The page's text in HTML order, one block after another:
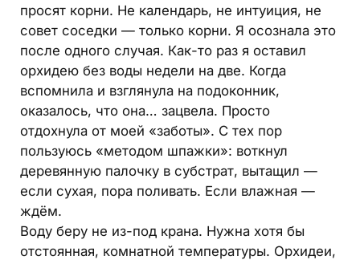
просят корни. Не календарь, не интуиция, не
совет соседки — только корни. Я осознала это
после одного случая. Как-то раз я оставил
орхидею без воды недели на две. Когда
вспомнила и взглянула на подоконник,
оказалось, что она… зацвела. Просто
отдохнула от моей «заботы». С тех пор
пользуюсь «методом шпажки»: воткнул
деревянную палочку в субстрат, вытащил —
если сухая, пора поливать. Если влажная —
ждём.
Воду беру не из-под крана. Нужна хотя бы
отстоянная, комнатной температуры. Орхидеи,